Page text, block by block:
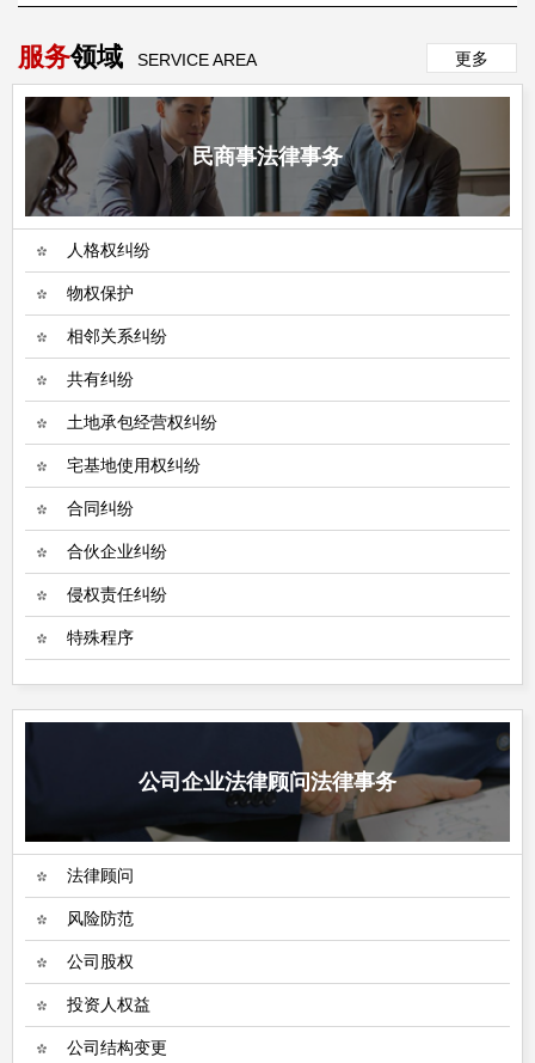
服务领域 SERVICE AREA 更多
民商事法律事务
人格权纠纷
物权保护
相邻关系纠纷
共有纠纷
土地承包经营权纠纷
宅基地使用权纠纷
合同纠纷
合伙企业纠纷
侵权责任纠纷
特殊程序
公司企业法律顾问法律事务
法律顾问
风险防范
公司股权
投资人权益
公司结构变更